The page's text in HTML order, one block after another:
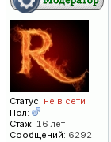
Статус: не в сети
Пол:
Стаж: 16 лет
Сообщений: 6292